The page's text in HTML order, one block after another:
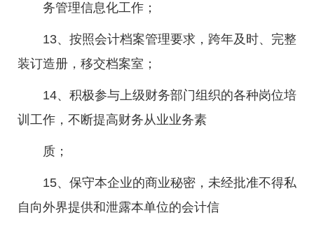
务管理信息化工作；
13、按照会计档案管理要求，跨年及时、完整
装订造册，移交档案室；
14、积极参与上级财务部门组织的各种岗位培
训工作，不断提高财务从业业务素
质；
15、保守本企业的商业秘密，未经批准不得私
自向外界提供和泄露本单位的会计信